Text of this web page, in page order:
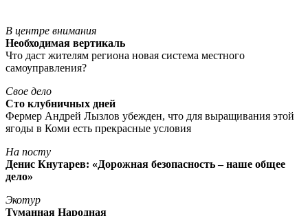
В центре внимания
Необходимая вертикаль
Что даст жителям региона новая система местного
самоуправления?
Свое дело
Сто клубничных дней
Фермер Андрей Лызлов убежден, что для выращивания этой
ягоды в Коми есть прекрасные условия
На посту
Денис Кнутарев: «Дорожная безопасность – наше общее
дело»
Экотур
Туманная Народная